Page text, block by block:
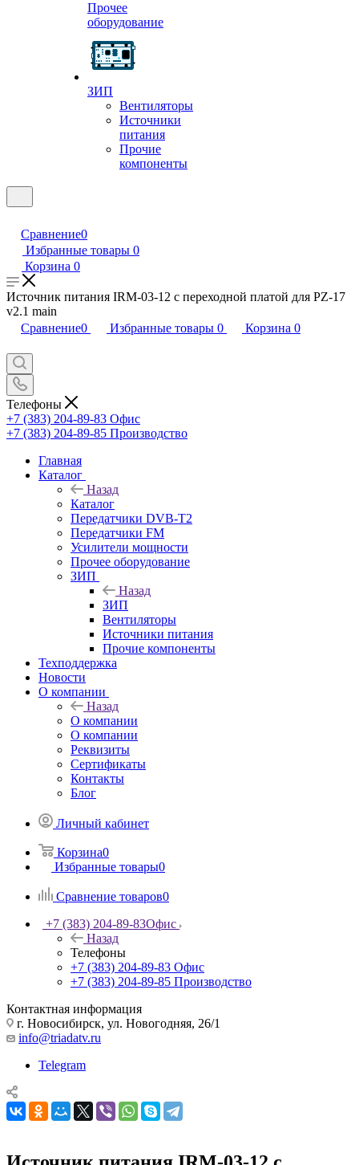
Прочее
оборудование
ЗИП
Вентиляторы
Источники
питания
Прочие
компоненты
Сравнение0
Избранные товары 0
Корзина 0
Источник питания IRM-03-12 с переходной платой для PZ-17
v2.1 main
Сравнение0 Избранные товары 0 Корзина 0
Телефоны
+7 (383) 204-89-83 Офис
+7 (383) 204-89-85 Производство
Главная
Каталог
Назад
Каталог
Передатчики DVB-T2
Передатчики FM
Усилители мощности
Прочее оборудование
ЗИП
Назад
ЗИП
Вентиляторы
Источники питания
Прочие компоненты
Техподдержка
Новости
О компании
Назад
О компании
О компании
Реквизиты
Сертификаты
Контакты
Блог
Личный кабинет
Корзина0
Избранные товары0
Сравнение товаров0
+7 (383) 204-89-83Офис
Назад
Телефоны
+7 (383) 204-89-83 Офис
+7 (383) 204-89-85 Производство
Контактная информация
г. Новосибирск, ул. Новогодняя, 26/1
info@triadatv.ru
Telegram